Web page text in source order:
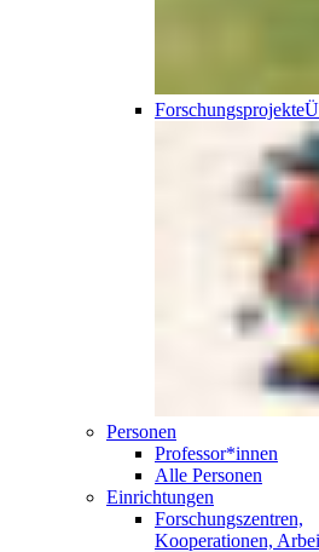
Forschungsprojekte
Personen
Professor*innen
Alle Personen
Einrichtungen
Forschungszentren,
Kooperationen,